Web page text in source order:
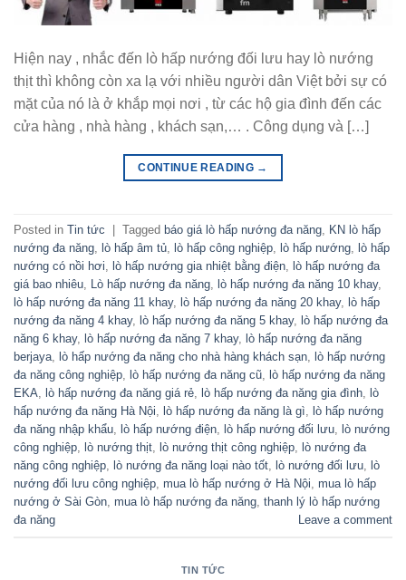
Hiện nay , nhắc đến lò hấp nướng đối lưu hay lò nướng
thịt thì không còn xa lạ với nhiều người dân Việt bởi sự có
mặt của nó là ở khắp mọi nơi , từ các hộ gia đình đến các
cửa hàng , nhà hàng , khách sạn,… . Công dụng và […]
CONTINUE READING →
Posted in Tin tức Tagged báo giá lò hấp nướng đa năng
KN lò hấp
nướng đa năng
lò hấp âm tủ lò hấp công nghiệp lò hấp nướng
lò hấp
nướng có nồi hơi
lò hấp nướng gia nhiệt bằng điện
lò hấp nướng đa
giá bao nhiêu
Lò hấp nướng đa năng lò hấp nướng đa năng 10 khay,
lò hấp nướng đa năng 11 khay, lò hấp nướng đa năng 20 khay,
lò hấp
nướng đa năng 4 khay, lò hấp nướng đa năng 5 khay,
lò hấp nướng đa
năng 6 khay, lò hấp nướng đa năng 7 khay,
lò hấp nướng đa năng
berjaya
lò hấp nướng đa năng cho nhà hàng khách sạn
lò hấp nướng
đa năng công nghiệp
lò hấp nướng đa năng cũ
lò hấp nướng đa năng
EKA
lò hấp nướng đa năng giá rẻ lò hấp nướng đa năng gia đình
lò
hấp nướng đa năng Hà Nội
lò hấp nướng đa năng là gì
lò hấp nướng
đa năng nhập khẩu
lò hấp nướng điện lò hấp nướng đối lưu
lò nướng
công nghiệp
lò nướng thịt lò nướng thịt công nghiệp
lò nướng đa
năng công nghiệp
lò nướng đa năng loại nào tốt lò nướng đối lưu
lò
nướng đối lưu công nghiệp mua lò hấp nướng ở Hà Nội mua lò hấp
nướng ở Sài Gòn mua lò hấp nướng đa năng thanh lý lò hấp nướng
đa năng
Leave a comment
TIN TỨC